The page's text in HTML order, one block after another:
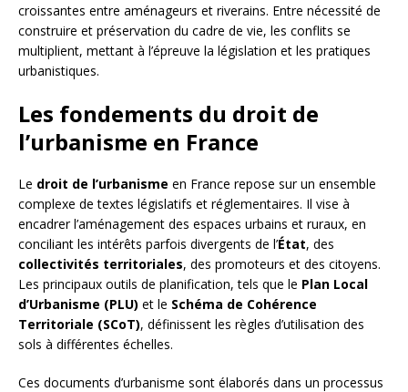
croissantes entre aménageurs et riverains. Entre nécessité de
construire et préservation du cadre de vie, les conflits se
multiplient, mettant à l’épreuve la législation et les pratiques
urbanistiques.
Les fondements du droit de
l’urbanisme en France
Le droit de l’urbanisme en France repose sur un ensemble
complexe de textes législatifs et réglementaires. Il vise à
encadrer l’aménagement des espaces urbains et ruraux, en
conciliant les intérêts parfois divergents de l’État, des
collectivités territoriales, des promoteurs et des citoyens.
Les principaux outils de planification, tels que le Plan Local
d’Urbanisme (PLU) et le Schéma de Cohérence
Territoriale (SCoT), définissent les règles d’utilisation des
sols à différentes échelles.
Ces documents d’urbanisme sont élaborés dans un processus